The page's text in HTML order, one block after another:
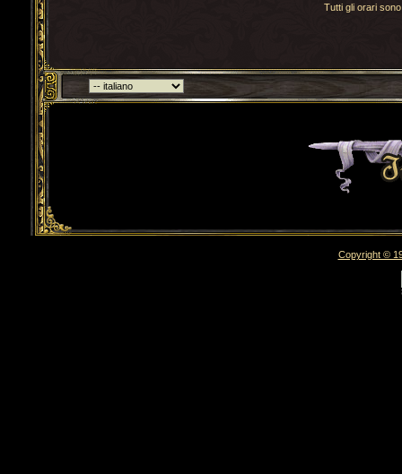
Tutti gli orari
Torna indietro
Copyright ©